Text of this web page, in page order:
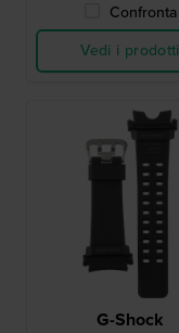
Confronta
Vedi i prodotti
G-Shock